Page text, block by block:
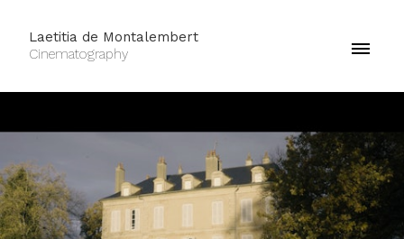
Laetitia de Montalembert
Cinematography